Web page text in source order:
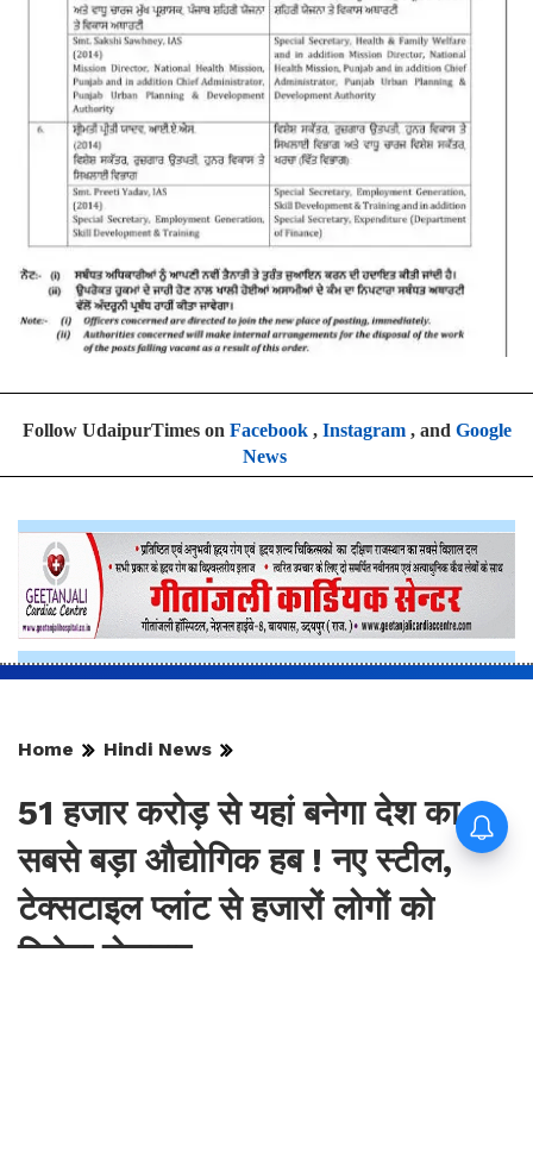
Follow UdaipurTimes on Facebook, Instagram, and Google
News
Home Hindi News
51 हजार करोड़ से यहां बनेगा देश का
सबसे बड़ा औद्योगिक हब ! नए स्टील,
टेक्सटाइल प्लांट से हजारों लोगों को
मिलेगा रोजगार